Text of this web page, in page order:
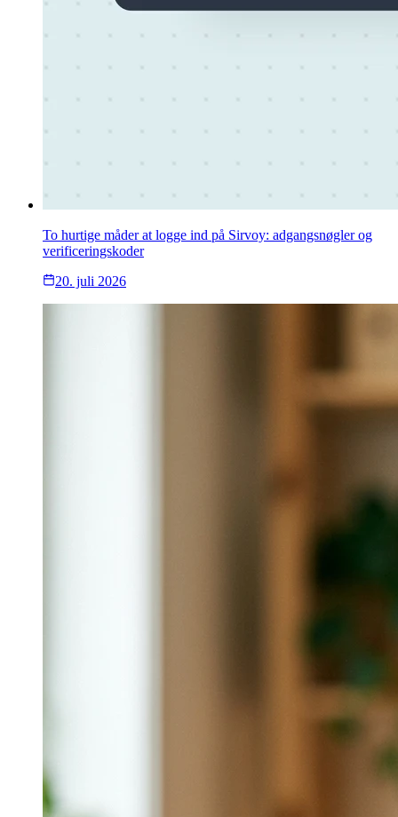
To hurtige måder at logge ind på Sirvoy: adgangsnøgler og
verificeringskoder
20. juli 2026